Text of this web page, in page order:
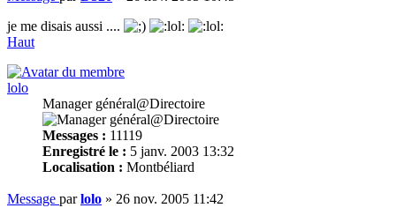
je me disais aussi ....
Haut
lolo
Manager général@Directoire
Messages : 11119
Enregistré le : 5 janv. 2003 13:32
Localisation : Montbéliard
Message parlolo » 26 nov. 2005 11:42